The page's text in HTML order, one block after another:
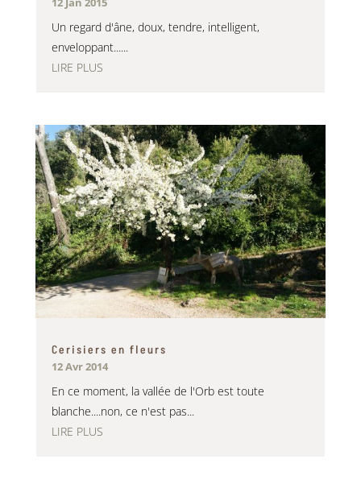
Un regard d'âne, doux, tendre, intelligent,
enveloppant......
LIRE PLUS
Cerisiers en fleurs
12 Avr 2014
En ce moment, la vallée de l'Orb est toute
blanche....non, ce n'est pas...
LIRE PLUS